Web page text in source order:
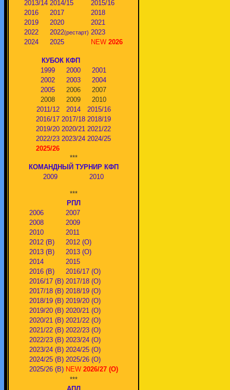
2013/14 2014/15
2015/16
2016
2017
2018
2019
2020
2021
2022
2022(рестарт) 2023
2024
2025 NEW 2026
КУБОК КФП
1999
2000
2001
2002
2003
2004
2005
2006
2007
2008
2009
2010
2011/12
2014
2015/16
2016/17 2017/18 2018/19
2019/20 2020/21 2021/22
2022/23 2023/24 2024/25
2025/26
***
КОМАНДНЫЙ ТУРНИР КФП
2009
2010
***
РПЛ
2006
2007
2008
2009
2010
2011
2012 (В)
2012 (О)
2013 (В)
2013 (О)
2014
2015
2016 (В)
2016/17 (О)
2016/17 (В) 2017/18 (О)
2017/18 (В) 2018/19 (О)
2018/19 (В) 2019/20 (О)
2019/20 (В) 2020/21 (О)
2020/21 (В) 2021/22 (О)
2021/22 (В) 2022/23 (О)
2022/23 (В) 2023/24 (О)
2023/24 (В) 2024/25 (О)
2024/25 (В) 2025/26 (О)
2025/26 (В) NEW 2026/27 (О)
***